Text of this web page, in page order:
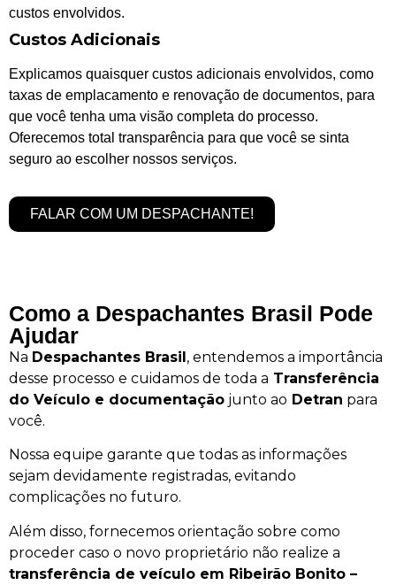
custos envolvidos.
Custos Adicionais
Explicamos quaisquer custos adicionais envolvidos, como
taxas de emplacamento e renovação de documentos, para
que você tenha uma visão completa do processo.
Oferecemos total transparência para que você se sinta
seguro ao escolher nossos serviços.
FALAR COM UM DESPACHANTE!
Como a Despachantes Brasil Pode
Ajudar
Na Despachantes Brasil, entendemos a importância
desse processo e cuidamos de toda a Transferência
do Veículo e documentação junto ao Detran para
você.
Nossa equipe garante que todas as informações
sejam devidamente registradas, evitando
complicações no futuro.
Além disso, fornecemos orientação sobre como
proceder caso o novo proprietário não realize a
transferência de veículo em Ribeirão Bonito –